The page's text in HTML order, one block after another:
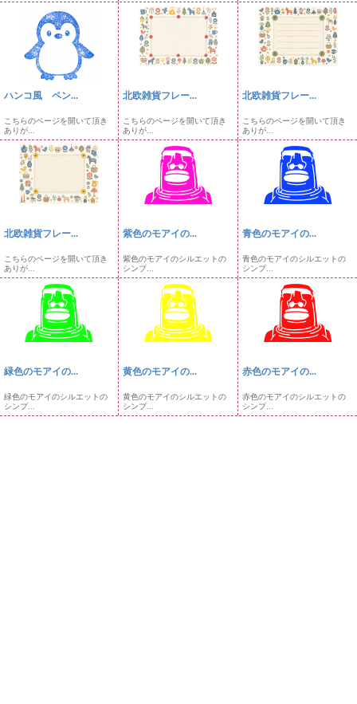
ハンコ風 ペン...
こちらのページを開いて頂き
ありが...
北欧雑貨フレー...
こちらのページを開いて頂き
ありが...
北欧雑貨フレー...
こちらのページを開いて頂き
ありが...
北欧雑貨フレー...
こちらのページを開いて頂き
ありが...
紫色のモアイの...
紫色のモアイのシルエットの
シンプ...
青色のモアイの...
青色のモアイのシルエットの
シンプ...
緑色のモアイの...
緑色のモアイのシルエットの
シンプ...
黄色のモアイの...
黄色のモアイのシルエットの
シンプ...
赤色のモアイの...
赤色のモアイのシルエットの
シンプ...